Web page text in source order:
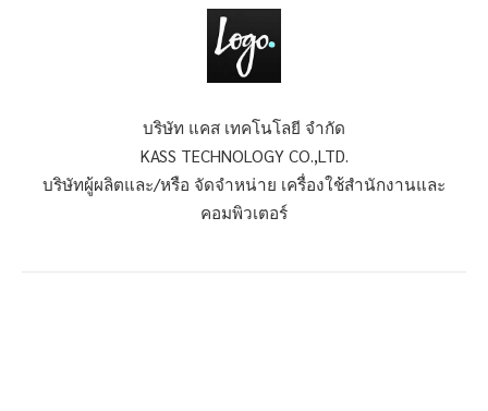
บริษัท แคส เทคโนโลยี จำกัด
KASS TECHNOLOGY CO.,LTD.
บริษัทผู้ผลิตและ/หรือ จัดจำหน่าย เครื่องใช้สำนักงานและ
คอมพิวเตอร์